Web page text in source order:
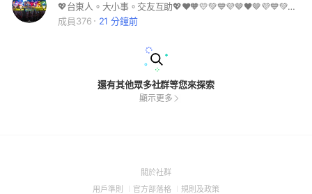
💖台東人。大小事。交友互助💖❤🧡💛💚💙💜🤎🖤🤎💜💙💚💛🧡❤🧡💛💚💙💜🤎🖤🤎💜💙💚💛🧡❤💖臺東中華隊加油💖東區#北區#南區#中西#仁德#新營#歸仁#安平#佳里#善化#麻豆#新化#新市#關廟#安定白河學甲鹽水西港下營後壁七股六甲官田柳營東山將軍玉井北門大內楠西南化山上左鎮龍崎台北人台北市新北市美食人力互助交友聊天疫苗疫情新冠肺炎武漢肺炎漁港店家門市全家costco好市多7-11便利商店藥妝康是美屈臣氏寶雅全聯家樂福萊爾富義美麥當勞肯德基人日耀本舖唐吉軻德唐吉柯德松本清線上購物蝦皮pchome札幌藥妝華西街萬華夜市士林夜市饒河夜市三合夜市六合夜市東大夜市超市傳統菜市場果菜市場環南市場西門町萬華萬華人大安大安人中正中正人信義信義人木柵文山內湖內湖人南港南港人中山中山人松山松山人大同大同人士林士林人北投北投人新北板橋板橋人中和中和人永和永和人/土城土城人林口新莊泰山樹林三重三重人三峽八里淡水五股新店安坑深坑汐止汐止人貢寮鶯歌蘆洲蘆洲人石門三芝烏來平溪坪林瑞芳金山萬里石碇桃園桃園市中壢內壢楊梅龜山新竹新竹市大安區中正區信義文山區內湖區南港區中山區松山區大同區士林區北投區新北新北市板橋區中和區永和區土城區林口新莊區泰山區三重區山峽區八里淡水五股新店安坑深坑桃園桃園市龜山中壢內壢楊梅新竹新竹市竹科竹北竹南笑話梗圖愛情美麗攝影絲襪美圖美景拍攝網紅韓系手機流行時尚潮流韓星綜藝韓國交友聊天交流美女女神女生模特兒開團打卡秘境分享修圖熱門景點團購工程師/愛好毛孩疫情彩妝讀書會學習旅行飯店旅館直播蘋果校友公仔代購團購中華職棒中職分享吃貨副食品減肥美食追劇股票米其林追劇股票股市台積電面試健身人力找工作netflix環島存錢親子按摩vip筆記談心交友情報新手同好愛好自行車單車潛水露營登山釣魚NBA健身籃球棒球MLB足球兔子毛孩貓咪柴犬貴賓傳說對決手遊/遊戲討論球鞋精品美甲服飾彩妝保養海賊王角色webtoon甜點美食/銅板美食吃貨米其林民宿環島景點/民宿景點追劇日劇/韓劇美劇家長/功課校友社團/筆記/老師大學高中好市多老師知識工程師前端/手機家電心事愛情/交心談心研究所/育兒親子童裝新手媽咪新手媽咪轉學求職求學面試外送/上班族房市理財信用卡存錢/門市創業同業/團購夥伴大小事資訊/基隆桃園宜蘭/花蓮花東/台東新竹中部台中雲林彰化高雄岡山屏東墾丁金門蘭嶼綠島馬祖媽祖嘉義南投 皇冠聯盟。皇冠天選。猴神聯邦
成員376
21 分鐘前
還有其他眾多社群等您來探索
顯示更多
關於社群(Open
用戶準則 (Open
官方部落格 (Open
規則及政策(Open